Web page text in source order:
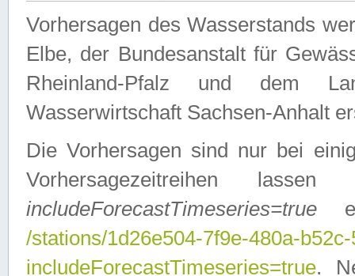
Vorhersagen des Wasserstands
Elbe, der Bundesanstalt für
Rheinland-Pfalz und dem
Wasserwirtschaft Sachsen-Anhalt
Die Vorhersagen sind nur bei
Vorhersagezeitreihen
includeForecastTimeseries=true
/stations/1d26e504-7f9e-480a-
includeForecastTimeseries=true.